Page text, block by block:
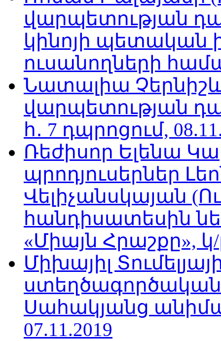
վարպետության
կինոյի պետական
ուսանողների
Նատալիա
վարպետության
հ․ 7 դպրոցում,
Ռեժիսոր Ելենա
պրոդյուսերներ
Վելիչանսկայան
հանդիսատեսին
«Միայն Հրաշքը», կ/
Միխայիլ
Սահակյանց
07.11.2019